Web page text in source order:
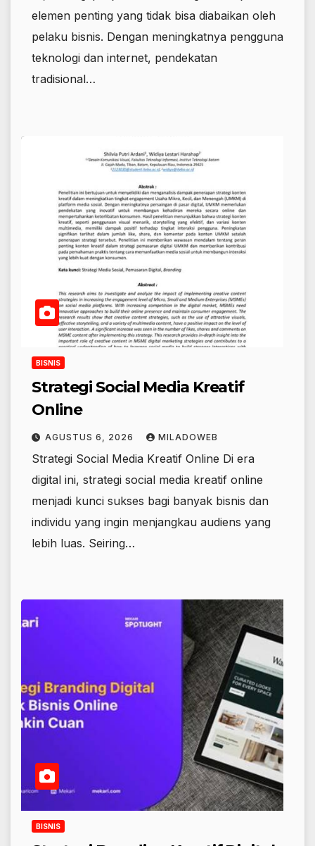
elemen penting yang tidak bisa diabaikan oleh
pelaku bisnis. Dengan meningkatnya pengguna
teknologi dan internet, pendekatan
tradisional…
BISNIS
Strategi Social Media Kreatif
Online
AGUSTUS 6, 2026 MILADOWEB
Strategi Social Media Kreatif Online Di era
digital ini, strategi social media kreatif online
menjadi kunci sukses bagi banyak bisnis dan
individu yang ingin menjangkau audiens yang
lebih luas. Seiring…
BISNIS